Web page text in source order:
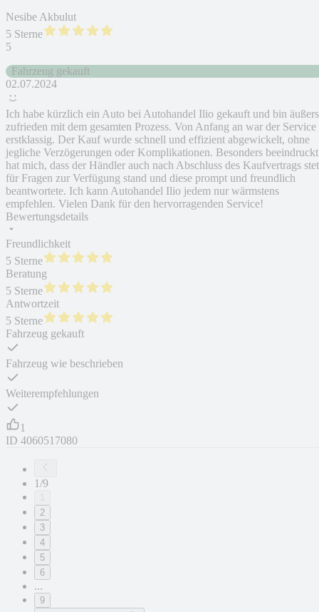
Nesibe Akbulut
5 Sterne
5
Fahrzeug gekauft
02.07.2024
Ich habe kürzlich ein Auto bei Autohandel Ilio gekauft und bin
zufrieden mit dem gesamten Prozess. Von Anfang an war der Service
erstklassig. Der Kauf wurde schnell und effizient abgewickelt, ohne
jegliche Verzögerungen oder Komplikationen. Besonders beeindruckt
hat mich, dass der Händler auch nach Abschluss des Kaufvertrags
für Fragen zur Verfügung stand und diese prompt und freundlich
beantwortete. Ich kann Autohandel Ilio jedem nur wärmstens
empfehlen. Vielen Dank für den hervorragenden Service!
Bewertungsdetails
Freundlichkeit
5 Sterne
Beratung
5 Sterne
Antwortzeit
5 Sterne
Fahrzeug gekauft
Fahrzeug wie beschrieben
Weiterempfehlungen
1
ID 4060517080
1/9
2
3
4
5
6
...
9